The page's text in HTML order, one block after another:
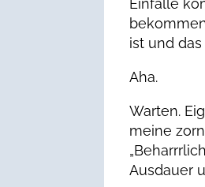
Einfälle
ist und
Aha.
Warten.
meine
Ausdauer